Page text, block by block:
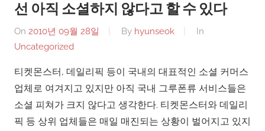
선 아직 소셜하지 않다고 할 수 있다
On 2010년 09월 28일 By hyunseok
In
Uncategorized
티켓몬스터, 데일리픽 등이 국내의 대표적인 소셜 커머스
업체로 여겨지고 있지만 아직 국내 그루폰류 서비스들은
소셜 피쳐가 크지 않다고 생각한다. 티켓몬스터와 데일리
픽 등 상위 업체들은 매일 매진되는 상황이 벌어지고 있지